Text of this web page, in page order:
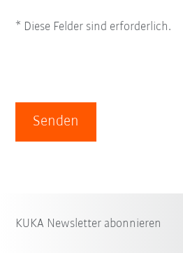
* Diese Felder sind erforderlich.
Senden
KUKA Newsletter abonnieren